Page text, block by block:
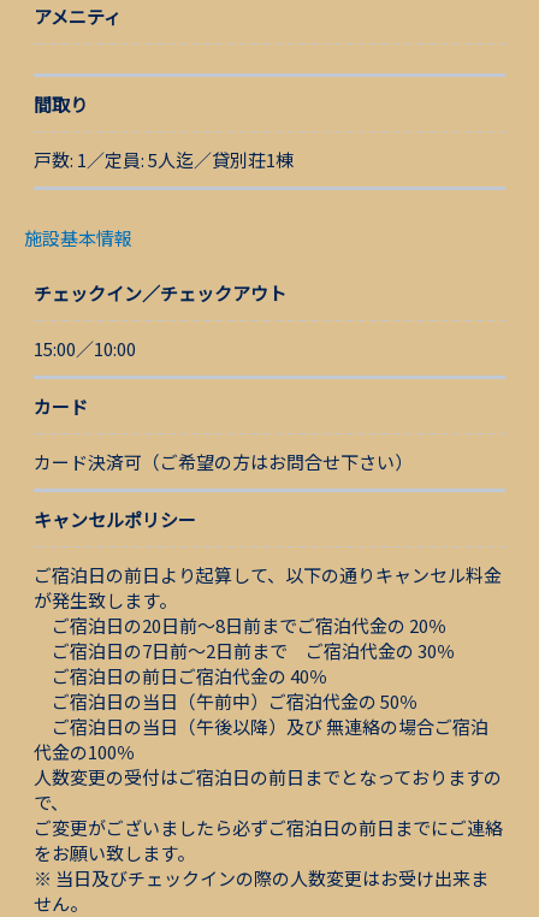
アメニティ
間取り
戸数: 1／定員: 5人迄／貸別荘1棟
施設基本情報
チェックイン／チェックアウト
15:00／10:00
カード
カード決済可（ご希望の方はお問合せ下さい）
キャンセルポリシー
ご宿泊日の前日より起算して、以下の通りキャンセル料金
が発生致します。
ご宿泊日の20日前～8日前までご宿泊代金の 20％
ご宿泊日の7日前～2日前まで ご宿泊代金の 30％
ご宿泊日の前日ご宿泊代金の 40％
ご宿泊日の当日（午前中）ご宿泊代金の 50％
ご宿泊日の当日（午後以降）及び 無連絡の場合ご宿泊
代金の100％
人数変更の受付はご宿泊日の前日までとなっておりますの
で、
ご変更がございましたら必ずご宿泊日の前日までにご連絡
をお願い致します。
※ 当日及びチェックインの際の人数変更はお受け出来ま
せん。